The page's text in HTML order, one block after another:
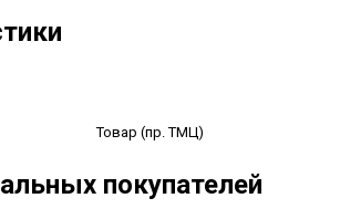
Товар (пр. ТМЦ)
покупателей